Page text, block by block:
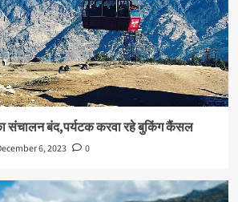
संचालन बंद,पर्यटक करवा रहे बुकिंग कैंसल
6, 2023 0